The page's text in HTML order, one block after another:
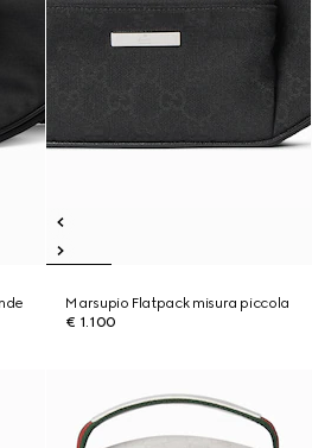
Marsupio Flatpack misura piccola
€ 1.100